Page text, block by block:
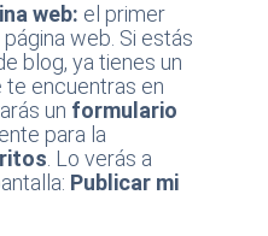
web: el primer
web. Si estás
blog, ya tienes un
te encuentras en
un formulario
para la
. Lo verás a
Publicar mi